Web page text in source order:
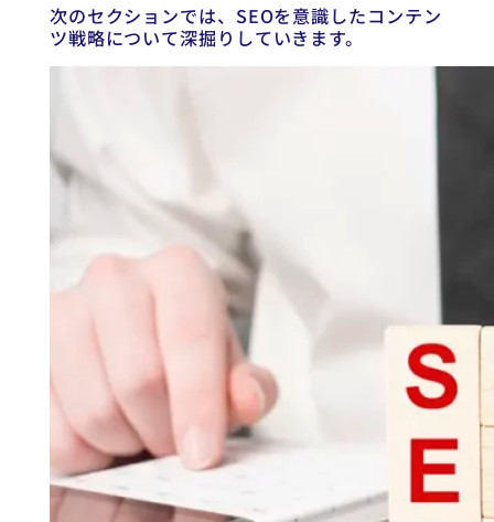
次のセクションでは、SEOを意識したコンテン
ツ戦略について深掘りしていきます。